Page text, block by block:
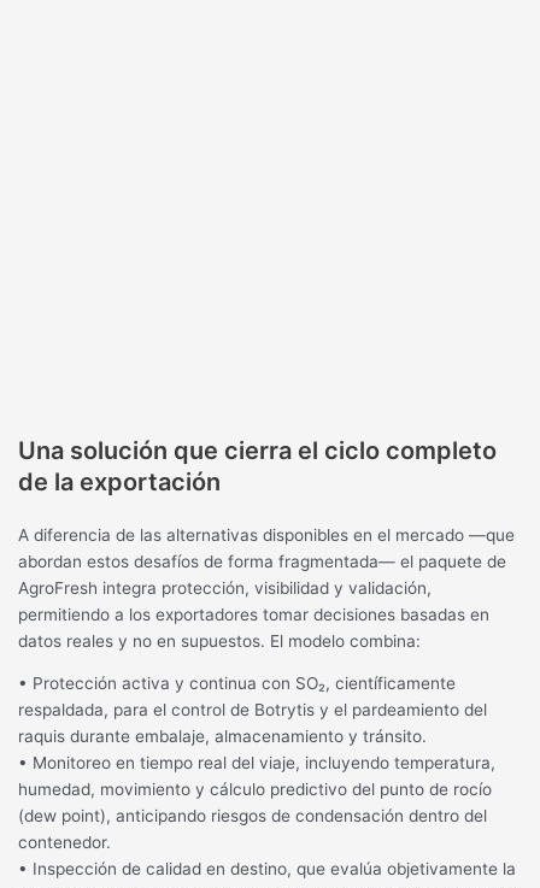
Una solución que cierra el ciclo completo
de la exportación
A diferencia de las alternativas disponibles en el mercado —que
abordan estos desafíos de forma fragmentada— el paquete de
AgroFresh integra protección, visibilidad y validación,
permitiendo a los exportadores tomar decisiones basadas en
datos reales y no en supuestos. El modelo combina:
• Protección activa y continua con SO₂, científicamente
respaldada, para el control de Botrytis y el pardeamiento del
raquis durante embalaje, almacenamiento y tránsito.
• Monitoreo en tiempo real del viaje, incluyendo temperatura,
humedad, movimiento y cálculo predictivo del punto de rocío
(dew point), anticipando riesgos de condensación dentro del
contenedor.
• Inspección de calidad en destino, que evalúa objetivamente la